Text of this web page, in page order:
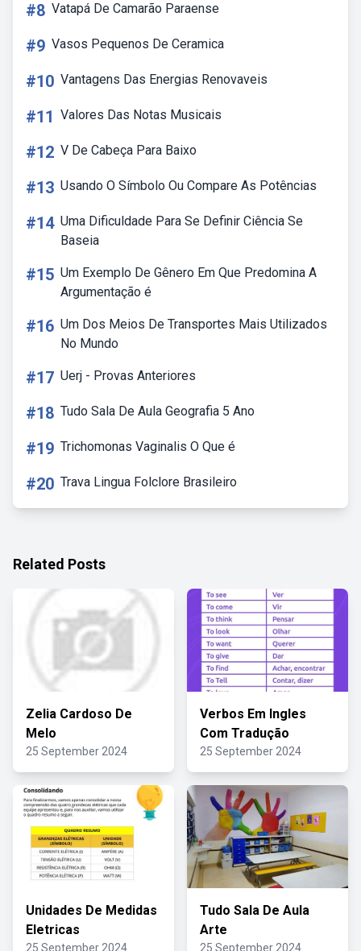
#8 Vatapá De Camarão Paraense
#9 Vasos Pequenos De Ceramica
#10 Vantagens Das Energias Renovaveis
#11 Valores Das Notas Musicais
#12 V De Cabeça Para Baixo
#13 Usando O Símbolo Ou Compare As Potências
#14 Uma Dificuldade Para Se Definir Ciência Se
Baseia
#15 Um Exemplo De Gênero Em Que Predomina A
Argumentação é
#16 Um Dos Meios De Transportes Mais Utilizados
No Mundo
#17 Uerj - Provas Anteriores
#18 Tudo Sala De Aula Geografia 5 Ano
#19 Trichomonas Vaginalis O Que é
#20 Trava Lingua Folclore Brasileiro
Related Posts
Zelia Cardoso De
Melo
25 September 2024
Verbos Em Ingles
Com Tradução
25 September 2024
Unidades De Medidas
Eletricas
25 September 2024
Tudo Sala De Aula
Arte
25 September 2024